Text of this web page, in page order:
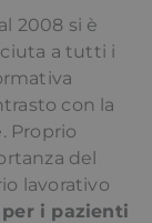
2008 si è
a tutti i
con la
Proprio
del
lavorativo
i pazienti